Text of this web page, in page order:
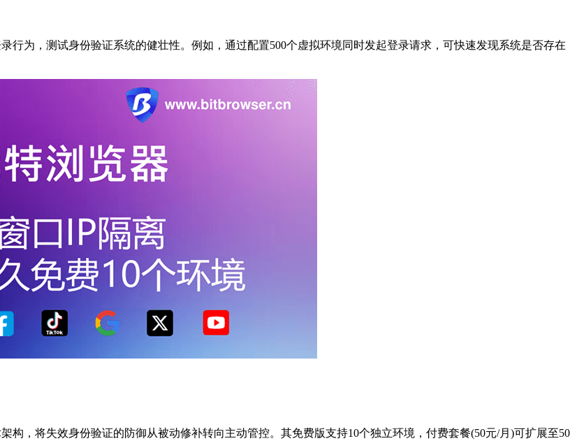
行为，测试身份验证系统的健壮性。例如，通过配置500个虚拟环境同时发起登录请求，可快速发现系统是否存在
，将失效身份验证的防御从被动修补转向主动管控。其免费版支持10个独立环境，付费套餐(50元/月)可扩展至50